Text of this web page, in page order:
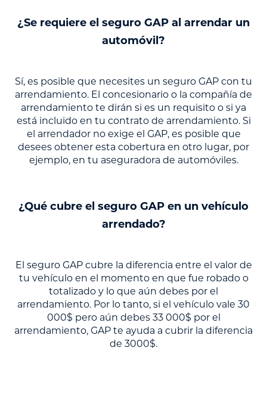
¿Se requiere el seguro GAP al arrendar un
automóvil?
Sí, es posible que necesites un seguro GAP con tu
arrendamiento. El concesionario o la compañía de
arrendamiento te dirán si es un requisito o si ya
está incluido en tu contrato de arrendamiento. Si
el arrendador no exige el GAP, es posible que
desees obtener esta cobertura en otro lugar, por
ejemplo, en tu aseguradora de automóviles.
¿Qué cubre el seguro GAP en un vehículo
arrendado?
El seguro GAP cubre la diferencia entre el valor de
tu vehículo en el momento en que fue robado o
totalizado y lo que aún debes por el
arrendamiento. Por lo tanto, si el vehículo vale 30
000$ pero aún debes 33 000$ por el
arrendamiento, GAP te ayuda a cubrir la diferencia
de 3000$.